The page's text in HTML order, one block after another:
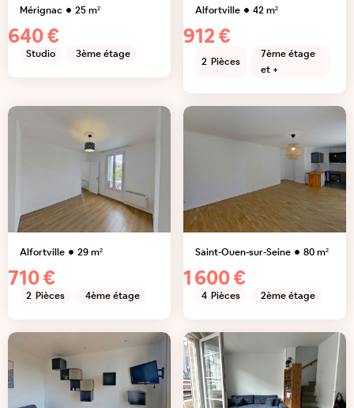
Mérignac 25m²
640 €
Studio 3ème étage
Alfortville 42m²
912 €
2 Pièces
7ème étage
et +
Alfortville 29m²
710 €
2 Pièces 4ème étage
Saint-Ouen-sur-Seine 80m²
1 600 €
4 Pièces 2ème étage